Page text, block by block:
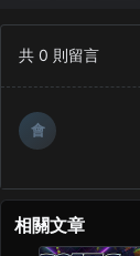
共 0 則留言
會
相關文章